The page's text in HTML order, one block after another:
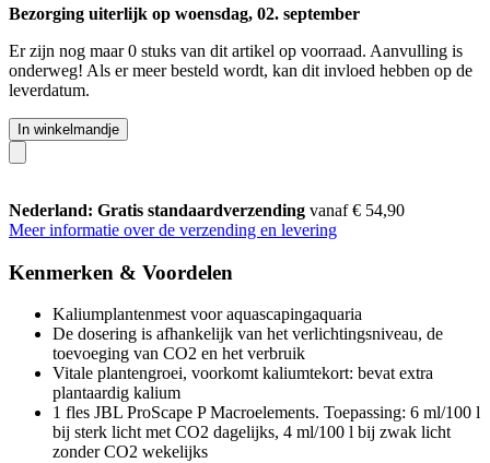
Bezorging uiterlijk op woensdag, 02. september
Er zijn nog maar 0 stuks van dit artikel op voorraad. Aanvulling is
onderweg! Als er meer besteld wordt, kan dit invloed hebben op de
leverdatum.
In winkelmandje
Nederland: Gratis standaardverzending vanaf € 54,90
Meer informatie over de verzending en levering
Kenmerken & Voordelen
Kaliumplantenmest voor aquascapingaquaria
De dosering is afhankelijk van het verlichtingsniveau, de
toevoeging van CO2 en het verbruik
Vitale plantengroei, voorkomt kaliumtekort: bevat extra
plantaardig kalium
1 fles JBL ProScape P Macroelements. Toepassing: 6 ml/100 l
bij sterk licht met CO2 dagelijks, 4 ml/100 l bij zwak licht
zonder CO2 wekelijks